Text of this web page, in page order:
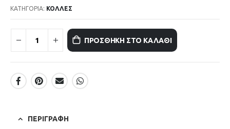
ΚΑΤΗΓΟΡΊΑ: ΚΟΛΛΕΣ
ΠΡΟΣΘΉΚΗ ΣΤΟ ΚΑΛΆΘΙ
ΠΕΡΙΓΡΑΦΉ